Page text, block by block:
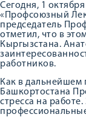
Сегодня, 1
«Профсоюзный
председатель
отметил, что в
Кыргызстана.
работников.
Как в дальнейшем
Башкортостана
стресса на